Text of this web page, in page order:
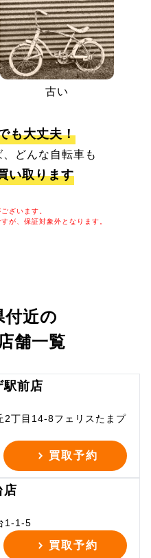
古い
も大丈夫！
どんな自転車も
い取ります
ざいます。
が、保証対象外となります。
付近の
舗一覧
駅前店
2丁目14-8フェリスたまプ
買取予約
店
1-1-5
買取予約